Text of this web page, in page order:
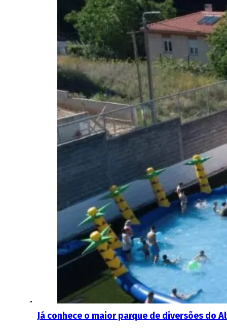
Já conhece o maior parque de diversões do